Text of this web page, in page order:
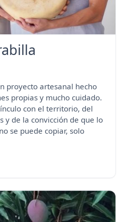
proyecto artesanal hecho
propias y mucho cuidado.
con el territorio, del
y de la convicción de que lo
se puede copiar, solo